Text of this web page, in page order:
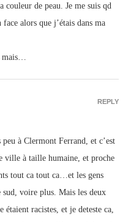
couleur de peau. Je me suis qd
alors que j’étais dans ma
à Clermont Ferrand, et c’est
ville à taille humaine, et proche
tout ca tout ca…et les gens
sud, voire plus. Mais les deux
étaient racistes, et je deteste ca,
REPLY